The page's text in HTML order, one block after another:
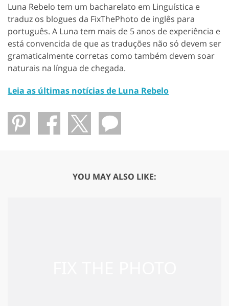
Luna Rebelo tem um bacharelato em Linguística e
traduz os blogues da FixThePhoto de inglês para
português. A Luna tem mais de 5 anos de experiência e
está convencida de que as traduções não só devem ser
gramaticalmente corretas como também devem soar
naturais na língua de chegada.
Leia as últimas notícias de Luna Rebelo
YOU MAY ALSO LIKE: